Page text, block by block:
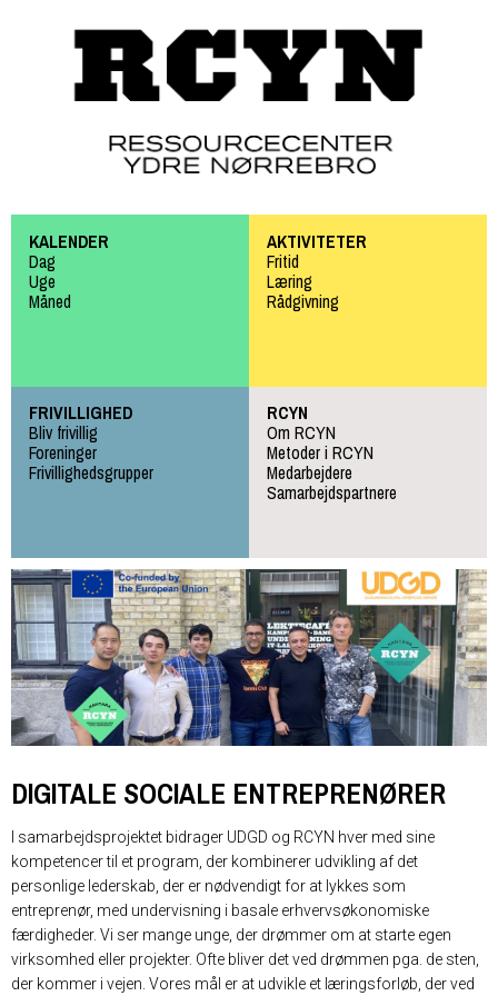
hovedindhold
KALENDER
Dag
Uge
Måned
AKTIVITETER
Fritid
Læring
Rådgivning
FRIVILLIGHED
Bliv frivillig
Foreninger
Frivillighedsgrupper
RCYN
Om RCYN
Metoder i RCYN
Medarbejdere
Samarbejdspartnere
DIGITALE SOCIALE ENTREPRENØRER
I samarbejdsprojektet bidrager UDGD og RCYN hver med sine
kompetencer til et program, der kombinerer udvikling af det
personlige lederskab, der er nødvendigt for at lykkes som
entreprenør, med undervisning i basale erhvervsøkonomiske
færdigheder. Vi ser mange unge, der drømmer om at starte egen
virksomhed eller projekter. Ofte bliver det ved drømmen pga. de sten,
der kommer i vejen. Vores mål er at udvikle et læringsforløb, der ved